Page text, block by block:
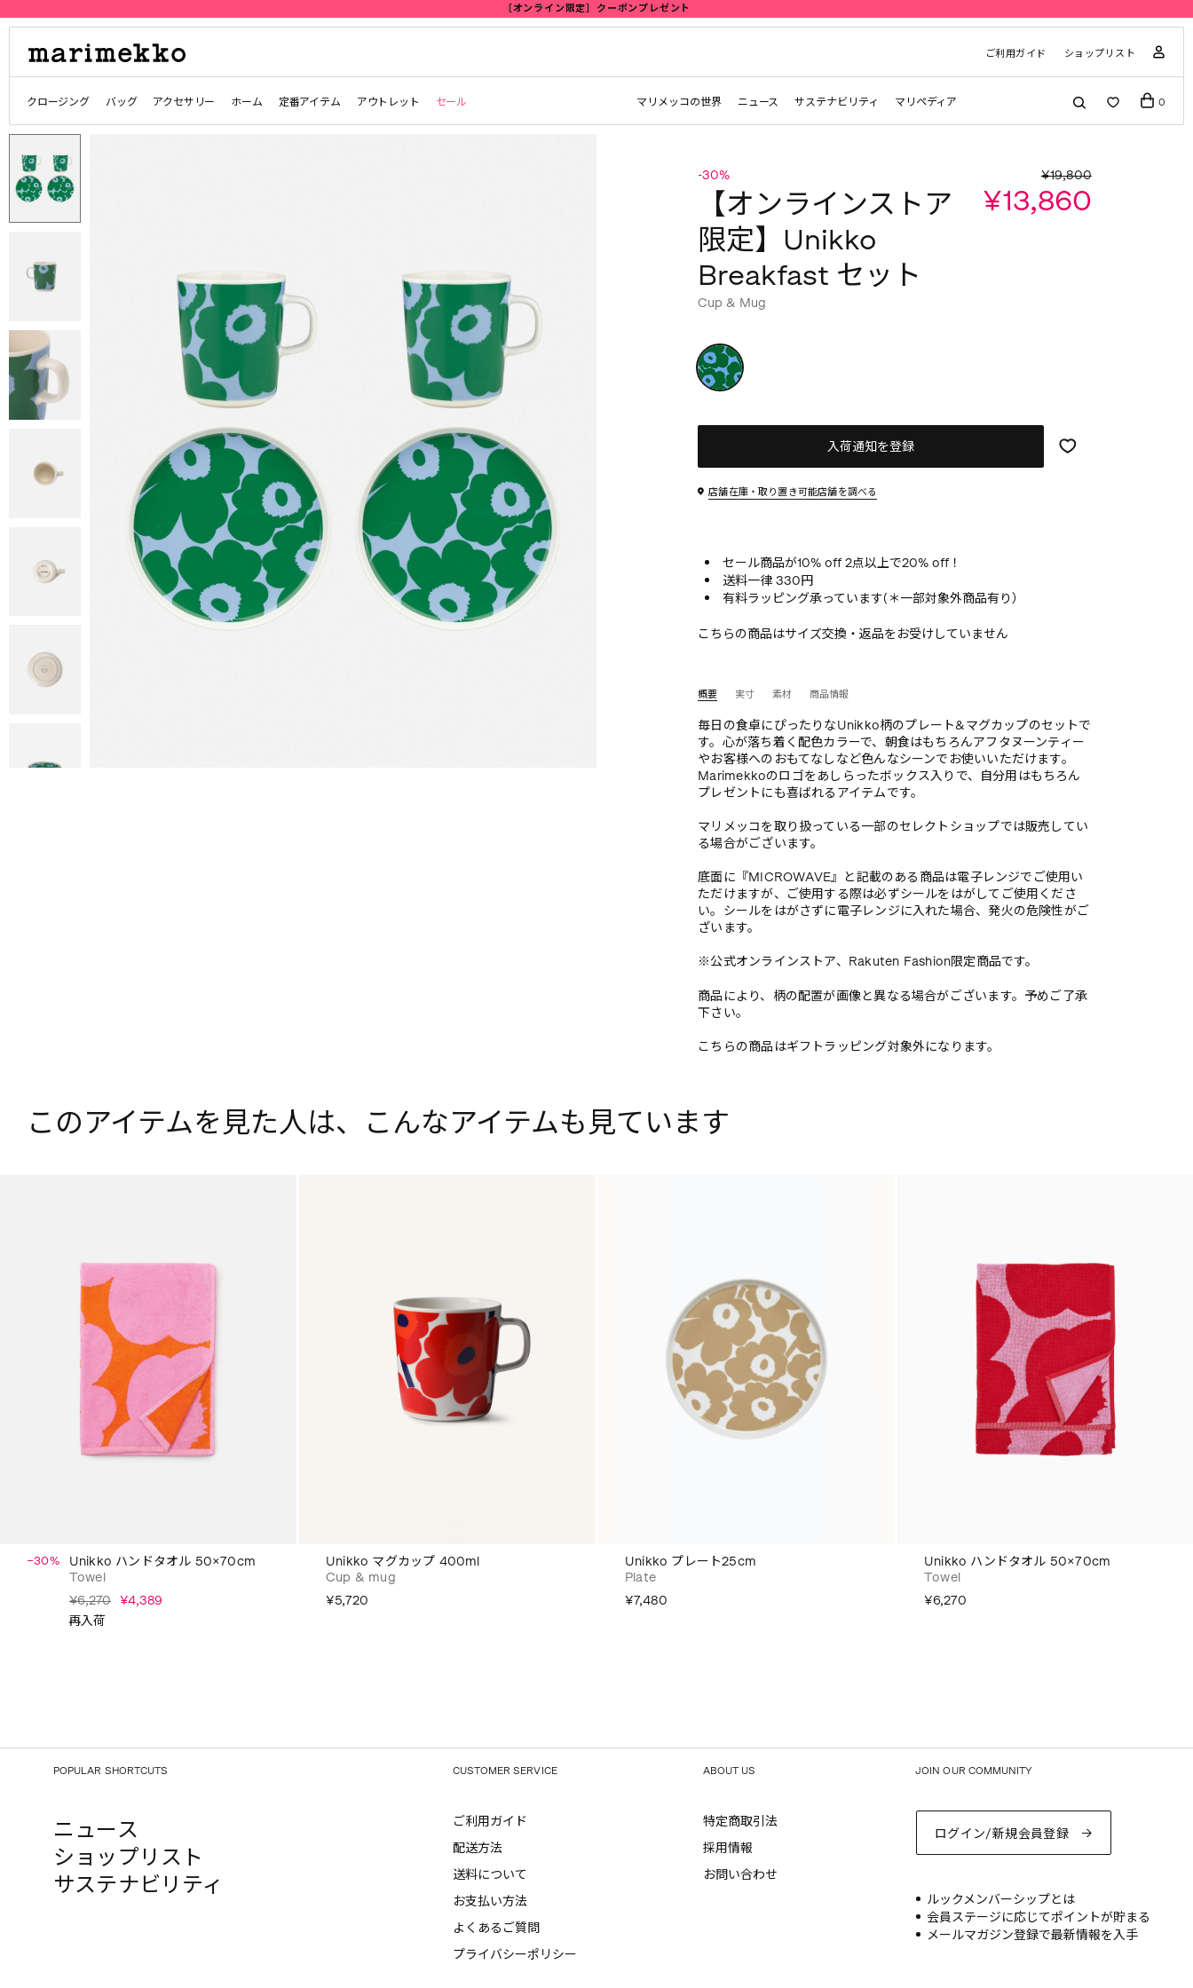
ご利用ガイド ショップリスト
クロージング バッグ アクセサリー ホーム 定番アイテム アウトレット セール マリメッコの世界 ニュース サステナビリティ マリペディア 0
-30% ¥19,800
【オンラインストア
限定】Unikko
Breakfast セット
¥13,860
Cup & Mug
入荷通知を登録
店舗在庫・取り置き可能店舗を調べる
セール商品が10% off 2点以上で20% off！
送料一律 330円
有料ラッピング承っています(＊一部対象外商品有り）
こちらの商品はサイズ交換・返品をお受けしていません
概要
毎日の食卓にぴったりなUnikko柄のプレート&マグカップのセットで
す。心が落ち着く配色カラーで、朝食はもちろんアフタヌーンティー
やお客様へのおもてなしなど色んなシーンでお使いいただけます。
Marimekkoのロゴをあしらったボックス入りで、自分用はもちろん
プレゼントにも喜ばれるアイテムです。
マリメッコを取り扱っている一部のセレクトショップでは販売してい
る場合がございます。
底面に『MICROWAVE』と記載のある商品は電子レンジでご使用い
ただけますが、ご使用する際は必ずシールをはがしてご使用くださ
い。シールをはがさずに電子レンジに入れた場合、発火の危険性がご
ざいます。
※公式オンラインストア、Rakuten Fashion限定商品です。
商品により、柄の配置が画像と異なる場合がございます。予めご了承
下さい。
こちらの商品はギフトラッピング対象外になります。
実寸 素材 商品情報
このアイテムを見た人は、 こんなアイテムも見ています
−30%
Unikko ハンドタオル 50×70cm
Towel
¥6,270 ¥4,389
再入荷
Unikko マグカップ 400ml
Cup & mug
¥5,720
Unikko プレート25cm
Plate
¥7,480
Unikko ハンドタオル 50×70cm
Towel
¥6,270
POPULAR SHORTCUTS
ニュース
ショップリスト
サステナビリティ
CUSTOMER SERVICE
ご利用ガイド
配送方法
送料について
お支払い方法
よくあるご質問
プライバシーポリシー
ABOUT US
特定商取引法
採用情報
お問い合わせ
JOIN OUR COMMUNITY
ログイン/新規会員登録
ルックメンバーシップとは
会員ステージに応じてポイントが貯まる
メールマガジン登録で最新情報を入手